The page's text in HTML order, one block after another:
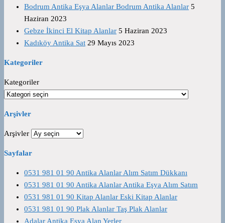
Bodrum Antika Eşya Alanlar Bodrum Antika Alanlar 5
Haziran 2023
Gebze İkinci El Kitap Alanlar 5 Haziran 2023
Kadıköy Antika Sat 29 Mayıs 2023
Kategoriler
Kategoriler
Arşivler
Arşivler
Sayfalar
0531 981 01 90 Antika Alanlar Alım Satım Dükkanı
0531 981 01 90 Antika Alanlar Antika Eşya Alım Satım
0531 981 01 90 Kitap Alanlar Eski Kitap Alanlar
0531 981 01 90 Plak Alanlar Taş Plak Alanlar
Adalar Antika Eşya Alan Yerler